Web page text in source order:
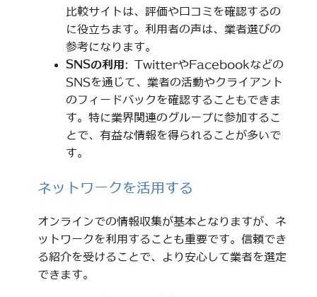
比較サイトは、評価や口コミを確認するの
に役立ちます。利用者の声は、業者選びの
参考になります。
SNSの利用 : TwitterやFacebookなどの
SNSを通じて、業者の活動やクライアント
のフィードバックを確認することもできま
す。特に業界関連のグループに参加するこ
とで、有益な情報を得られることが多いで
す。
ネットワークを活用する
オンラインでの情報収集が基本となりますが、ネ
ットワークを利用することも重要です。信頼でき
る紹介を受けることで、より安心して業者を選定
できます。